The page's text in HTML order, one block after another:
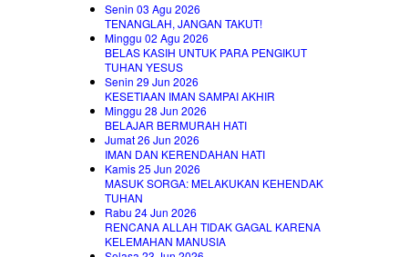
Senin 03 Agu 2026
TENANGLAH, JANGAN TAKUT!
Minggu 02 Agu 2026
BELAS KASIH UNTUK PARA PENGIKUT
TUHAN YESUS
Senin 29 Jun 2026
KESETIAAN IMAN SAMPAI AKHIR
Minggu 28 Jun 2026
BELAJAR BERMURAH HATI
Jumat 26 Jun 2026
IMAN DAN KERENDAHAN HATI
Kamis 25 Jun 2026
MASUK SORGA: MELAKUKAN KEHENDAK
TUHAN
Rabu 24 Jun 2026
RENCANA ALLAH TIDAK GAGAL KARENA
KELEMAHAN MANUSIA